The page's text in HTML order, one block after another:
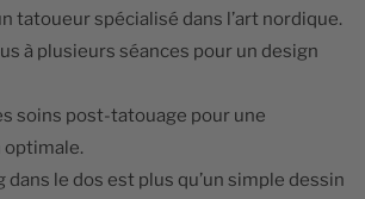
tatoueur spécialisé dans l’art nordique.
à plusieurs séances pour un design
soins post-tatouage pour une
dans le dos est plus qu’un simple dessin